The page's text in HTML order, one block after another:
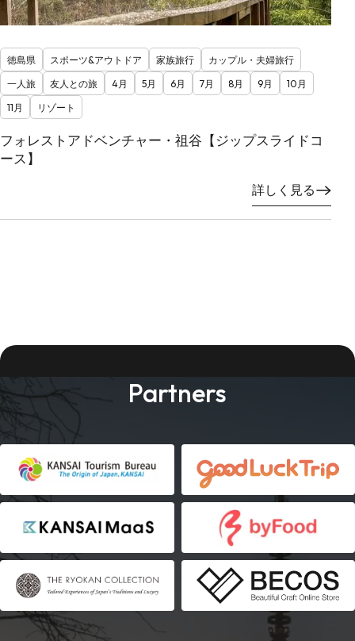
徳島県 スポーツ&アウトドア 家族旅行
カップル・夫婦旅行
一人旅
友人との旅 4月 5月 6月 7月 8月 9月
10月
11月
リゾート
フォレストアドベンチャー・祖谷【ジップスライドコ
ース】
詳しく見る
Partners